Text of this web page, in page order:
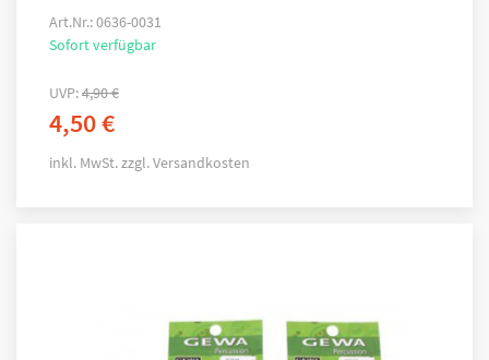
Art.Nr.: 0636-0031
Sofort verfügbar
UVP:4,90€
4,50€
inkl. MwSt. zzgl.Versandkosten